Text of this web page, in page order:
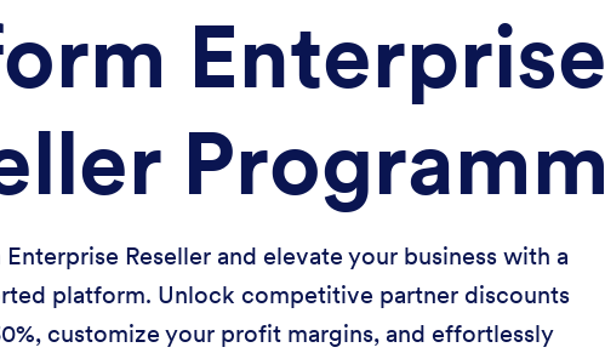
Enterprise
Programm
Enterprise Reseller and elevate your business with a
platform. Unlock competitive partner discounts
customize your profit margins, and effortlessly